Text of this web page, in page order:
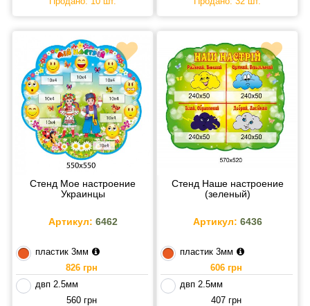
Стенд Мое настроение
Украинцы
Артикул: 6462
пластик 3мм
826 грн
двп 2.5мм
560 грн
Стенд Наше настроение
(зеленый)
Артикул: 6436
пластик 3мм
606 грн
двп 2.5мм
407 грн